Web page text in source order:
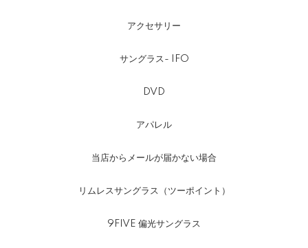
アクセサリー
サングラス- IFO
DVD
アパレル
当店からメールが届かない場合
リムレスサングラス（ツーポイント）
9FIVE 偏光サングラス